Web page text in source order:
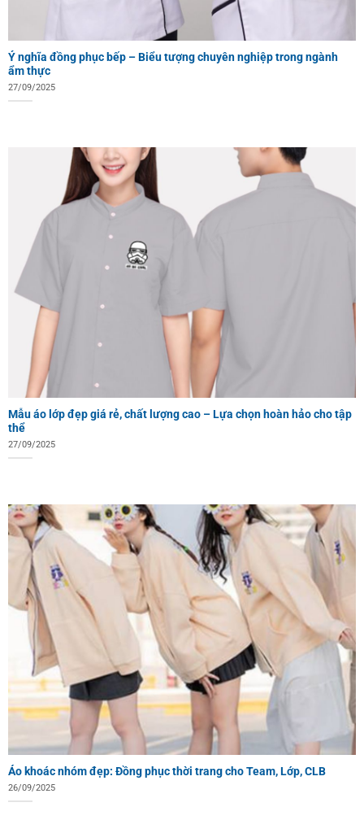
Ý nghĩa đồng phục bếp – Biểu tượng chuyên nghiệp trong ngành
ẩm thực
27/09/2025
Mẫu áo lớp đẹp giá rẻ, chất lượng cao – Lựa chọn hoàn hảo cho tập
thể
27/09/2025
Áo khoác nhóm đẹp: Đồng phục thời trang cho Team, Lớp, CLB
26/09/2025